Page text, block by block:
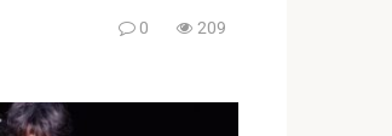
0 209